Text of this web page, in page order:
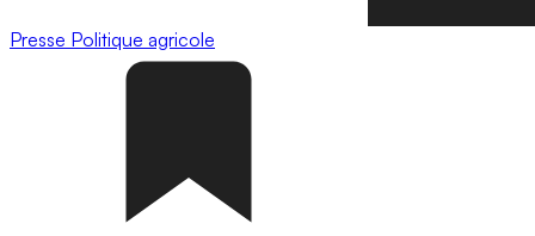
Presse Politique agricole